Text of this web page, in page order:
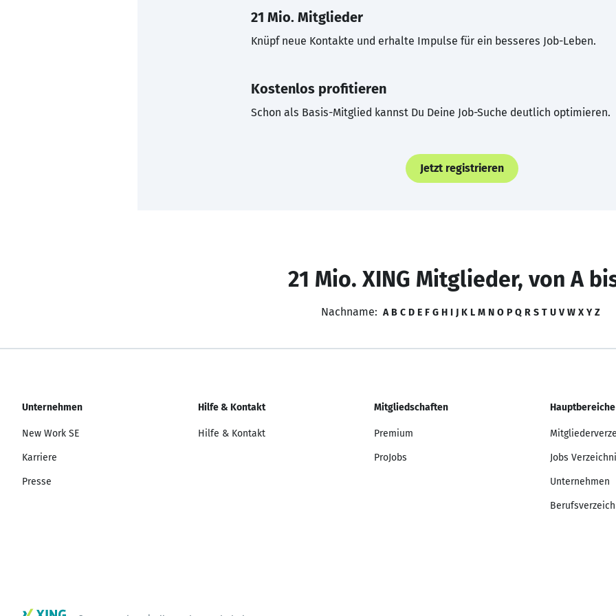
21 Mio. Mitglieder
Knüpf neue Kontakte und erhalte Impulse für ein besseres Job-Leben.
Kostenlos profitieren
Schon als Basis-Mitglied kannst Du Deine Job-Suche deutlich optimieren.
Jetzt registrieren
21 Mio. XING Mitglieder, von A
Nachname: A B C D E F G H I J K L M N O P Q R S T U V W X Y Z
Unternehmen
New Work SE
Karriere
Presse
Hilfe & Kontakt
Hilfe & Kontakt
Mitgliedschaften
Premium
ProJobs
Hauptbereiche
Jobs
Unternehmen